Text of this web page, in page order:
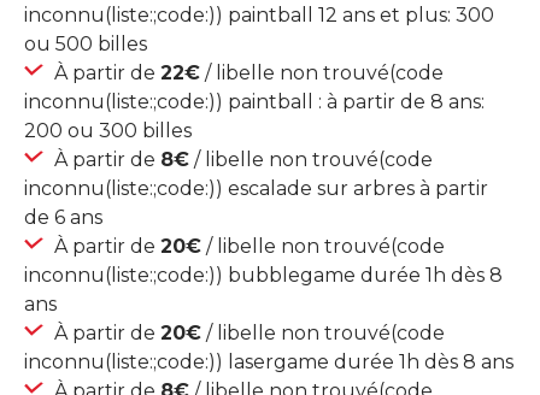
inconnu(liste:;code:)) paintball 12 ans et plus: 300
ou 500 billes
À partir de 22€ / libelle non trouvé(code
inconnu(liste:;code:)) paintball : à partir de 8 ans:
200 ou 300 billes
À partir de 8€ / libelle non trouvé(code
inconnu(liste:;code:)) escalade sur arbres à partir
de 6 ans
À partir de 20€ / libelle non trouvé(code
inconnu(liste:;code:)) bubblegame durée 1h dès 8
ans
À partir de 20€ / libelle non trouvé(code
inconnu(liste:;code:)) lasergame durée 1h dès 8 ans